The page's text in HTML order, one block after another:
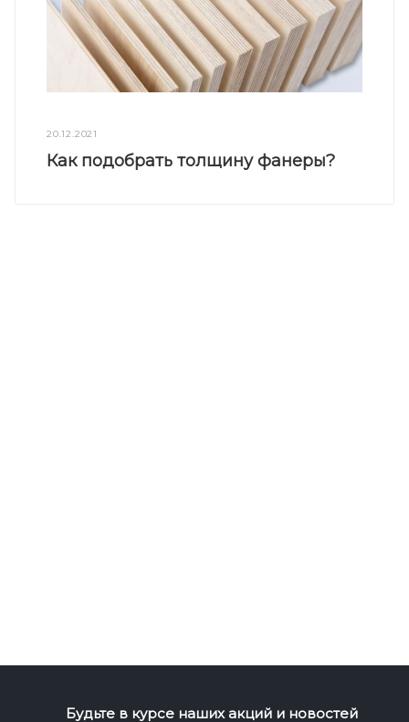
20.12.2021
Как подобрать толщину фанеры?
Будьте в курсе наших акций и новостей